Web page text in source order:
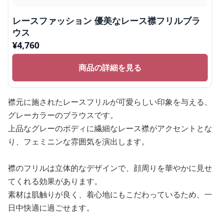
レースファッション 優美なレース襟フリルブラ
ウス
¥4,760
商品の詳細を見る
襟元に施されたレースフリルが可愛らしい印象を与える、
グレーカラーのブラウスです。
上品なグレーのボディに繊細なレース襟がアクセントとな
り、フェミニンな雰囲気を演出します。
襟のフリルは立体的なデザインで、顔周りを華やかに見せ
てくれる効果があります。
素材は肌触りが良く、着心地にもこだわっているため、一
日中快適に過ごせます。